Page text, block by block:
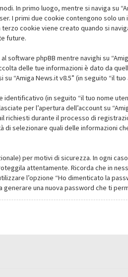
In primo luogo, mentre si naviga su
I primi due cookie contengono solo
cookie viene creato quando si
future.
software phpBB mentre navighi su
delle tue informazioni è dato da
“Amiga News.it v8.5” (in seguito “il
identificativo (in seguito “il tuo nome
per l’apertura dell’account su
richiesti durante il processo di
di selezionare quali delle informazioni
per motivi di sicurezza. In ogni
attentamente. Ricorda che in
l’opzione “Ho dimenticato la
generare una nuova password che ti